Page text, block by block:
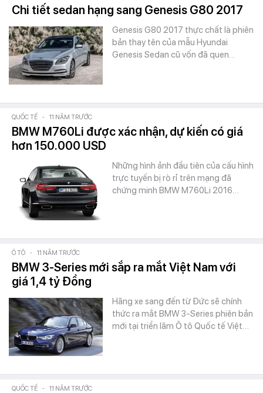
Chi tiết sedan hạng sang Genesis G80 2017
Genesis G80 2017 thực chất là phiên
bản thay tên của mẫu Hyundai
Genesis Sedan cũ vốn đã quen…
QUỐC TẾ - 11 NĂM TRƯỚC
BMW M760Li được xác nhận, dự kiến có giá
hơn 150.000 USD
Những hình ảnh đầu tiên của cấu hình
trực tuyến bị rò rỉ trên mạng đã
chứng minh BMW M760Li 2016…
Ô TÔ - 11 NĂM TRƯỚC
BMW 3-Series mới sắp ra mắt Việt Nam với
giá 1,4 tỷ Đồng
Hãng xe sang đến từ Đức sẽ chính
thức ra mắt BMW 3-Series phiên bản
mới tại triển lãm Ô tô Quốc tế Việt…
QUỐC TẾ - 11 NĂM TRƯỚC